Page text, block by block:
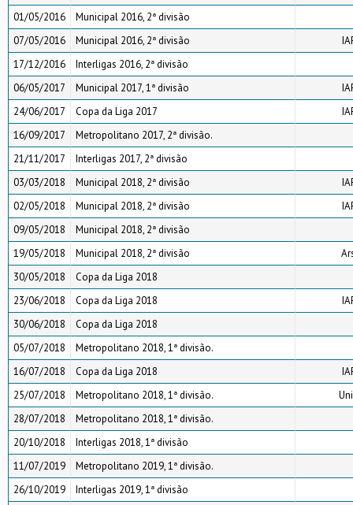
01/05/2016
Municipal 2016, 2ª divisão
07/05/2016
Municipal 2016, 2ª divisão
17/12/2016
Interligas 2016, 2ª divisão
06/05/2017
Municipal 2017, 1ª divisão
24/06/2017
Copa da Liga 2017
16/09/2017
Metropolitano 2017, 2ª divisão.
21/11/2017
Interligas 2017, 2ª divisão
03/03/2018
Municipal 2018, 2ª divisão
02/05/2018
Municipal 2018, 2ª divisão
09/05/2018
Municipal 2018, 2ª divisão
19/05/2018
Municipal 2018, 2ª divisão
30/05/2018
Copa da Liga 2018
23/06/2018
Copa da Liga 2018
30/06/2018
Copa da Liga 2018
05/07/2018
Metropolitano 2018, 1ª divisão.
16/07/2018
Copa da Liga 2018
25/07/2018
Metropolitano 2018, 1ª divisão.
28/07/2018
Metropolitano 2018, 1ª divisão.
20/10/2018
Interligas 2018, 1ª divisão
11/07/2019
Metropolitano 2019, 1ª divisão.
26/10/2019
Interligas 2019, 1ª divisão